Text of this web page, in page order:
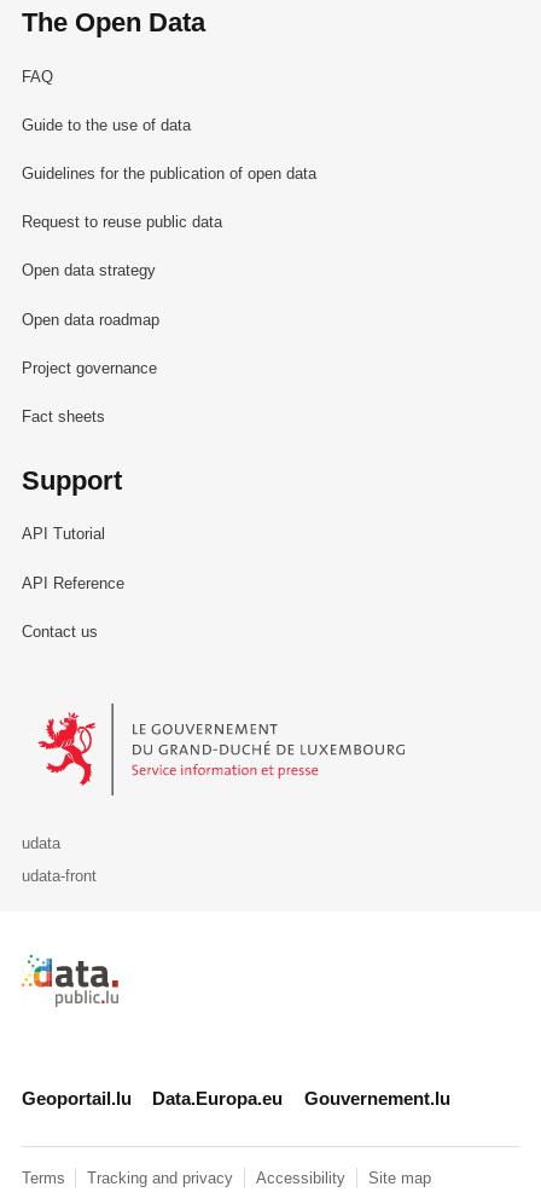
The Open Data
FAQ
Guide to the use of data
Guidelines for the publication of open data
Request to reuse public data
Open data strategy
Open data roadmap
Project governance
Fact sheets
Support
API Tutorial
API Reference
Contact us
Le Gouvernement du Grand-Duché de Luxembourg - Service
udata
udata-front
Retour à l'accueil de data.public.lu
Geoportail.lu Data.Europa.eu Gouvernement.lu
Terms Tracking and privacy Accessibility Site map